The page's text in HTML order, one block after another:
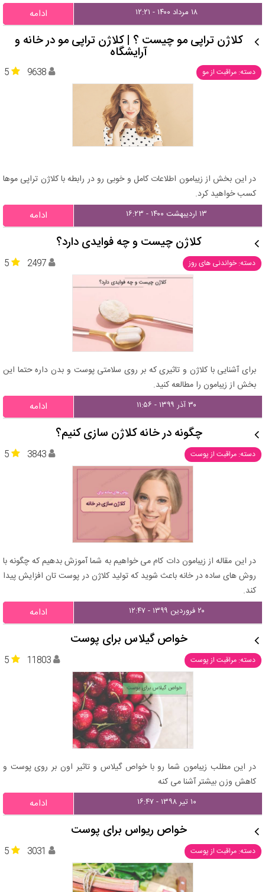
۱۸ مرداد ۱۴۰۰ - ۱۲:۲۱ ادامه
کلاژن تراپی مو چیست ؟ | کلاژن تراپی مو در خانه و
آرایشگاه
دسته: مراقبت از مو 5 9638
در این بخش از زیبامون اطلاعات کامل و خوبی رو در رابطه با کلاژن تراپی موها
کسب خواهید کرد.
۱۳ اردیبهشت ۱۴۰۰ - ۱۶:۲۳ ادامه
کلاژن چیست و چه فوایدی دارد؟
دسته: خواندنی های روز 5 2497
برای آشنایی با کلاژن و تاثیری که بر روی سلامتی پوست و بدن داره حتما این
بخش از زیبامون را مطالعه کنید.
۳۰ آذر ۱۳۹۹ - ۱۱:۵۶ ادامه
چگونه در خانه کلاژن سازی کنیم؟
دسته: مراقبت از پوست 5 3843
در این مقاله از زیبامون دات کام می خواهیم به شما آموزش بدهیم که چگونه با
روش های ساده در خانه باعث شوید که تولید کلاژن در پوست تان افزایش پیدا
کند.
۲۰ فروردین ۱۳۹۹ - ۱۲:۴۷ ادامه
خواص گیلاس برای پوست
دسته: مراقبت از پوست 5 11803
در این مطلب زیبامون شما رو با خواص گیلاس و تاثیر اون بر روی پوست و
کاهش وزن بیشتر آشنا می کنه
۱۰ تیر ۱۳۹۸ - ۱۶:۴۷ ادامه
خواص ریواس برای پوست
دسته: مراقبت از پوست 5 3031